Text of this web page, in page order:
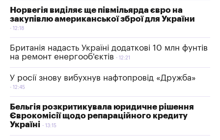
Норвегія виділяє ще півмільярда євро на
закупівлю американської зброї для України
12:18
Британія надасть Україні додаткові 10 млн фунтів
на ремонт енергооб'єктів
12:21
У росії знову вибухнув нафтопровід «Дружба»
12:45
Бельгія розкритикувала юридичне рішення
Єврокомісії щодо репараційного кредиту
Україні
13:15